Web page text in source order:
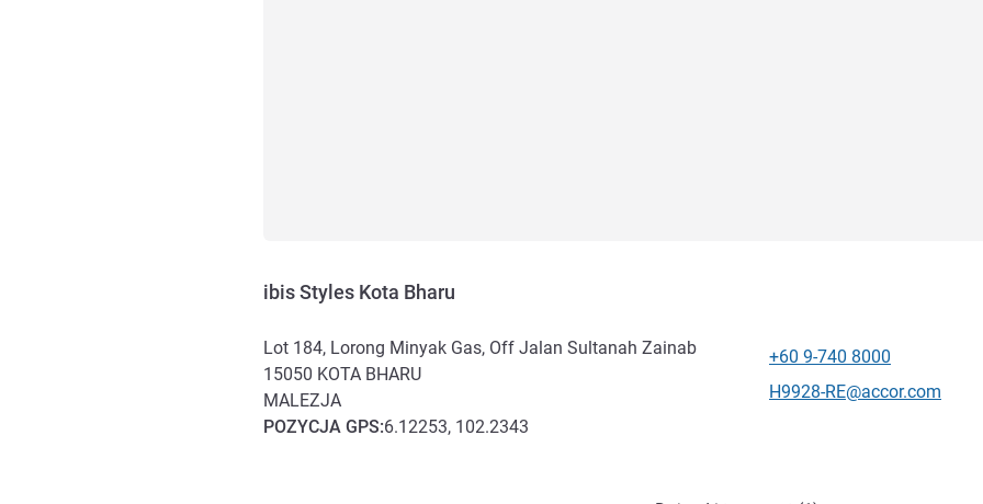
ibis Styles Kota Bharu
Lot 184, Lorong Minyak Gas, Off Jalan Sultanah Zainab
15050 KOTA BHARU
MALEZJA
POZYCJA GPS:6.12253, 102.2343
Telefon
+60 9-740 8000
Kontaktowy adres e-mail
H9928-RE@accor.com